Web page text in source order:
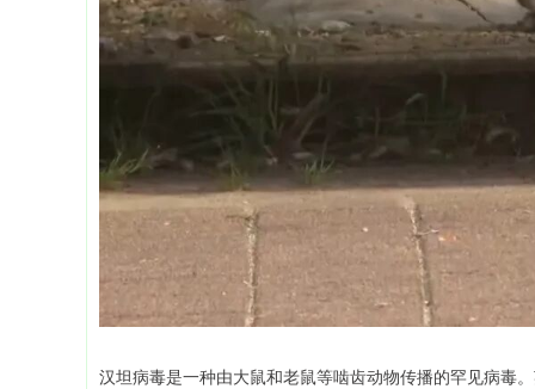
汉坦病毒是一种由大鼠和老鼠等啮齿动物传播的罕见病毒